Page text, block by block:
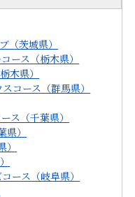
（茨城県）
ース（栃木県）
木県）
コース（群馬県）
ス（千葉県）
）
ース（岐阜県）